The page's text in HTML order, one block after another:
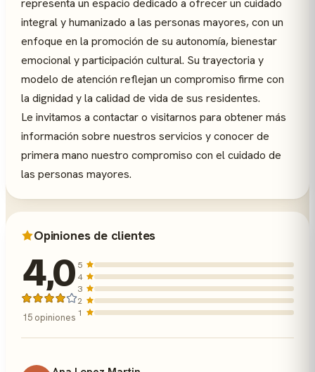
representa un espacio dedicado a ofrecer un cuidado
integral y humanizado a las personas mayores, con un
enfoque en la promoción de su autonomía, bienestar
emocional y participación cultural. Su trayectoria y
modelo de atención reflejan un compromiso firme con
la dignidad y la calidad de vida de sus residentes.
Le invitamos a contactar o visitarnos para obtener más
información sobre nuestros servicios y conocer de
primera mano nuestro compromiso con el cuidado de
las personas mayores.
Opiniones de clientes
4,0
15 opiniones
5
4
3
2
1